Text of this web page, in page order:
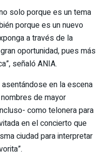
solo porque es un tema
porque es un nuevo
a través de la
oportunidad, pues más
señaló ANIA.
asentándose en la escena
de mayor
como telonera para
en el concierto que
ciudad para interpretar